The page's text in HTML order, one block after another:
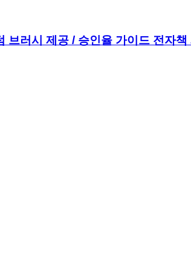
브러시 제공 / 승인율 가이드 전자책